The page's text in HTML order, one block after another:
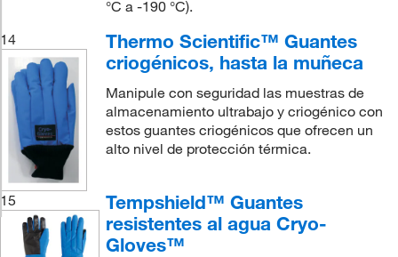
°C a -190 °C).
14
Thermo Scientific™ Guantes
criogénicos, hasta la muñeca
Manipule con seguridad las muestras de
almacenamiento ultrabajo y criogénico con
estos guantes criogénicos que ofrecen un
alto nivel de protección térmica.
15
Tempshield™ Guantes
resistentes al agua Cryo-
Gloves™